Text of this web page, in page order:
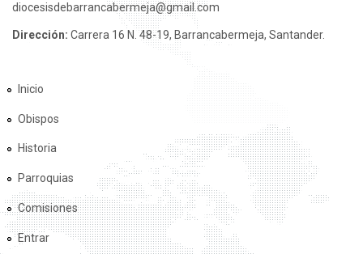
diocesisdebarrancabermeja@gmail.com
Dirección: Carrera 16 N. 48-19, Barrancabermeja, Santander.
Inicio
Obispos
Historia
Parroquias
Comisiones
Entrar